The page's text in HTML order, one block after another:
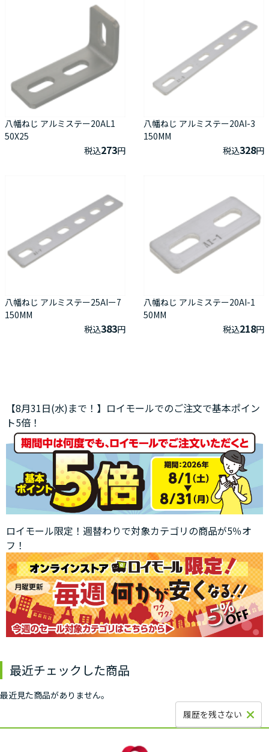
八幡ねじ アルミステー20AL1
50X25
税込273円
八幡ねじ アルミステー20AI-3
150MM
税込328円
八幡ねじ アルミステー25AIー7
150MM
税込383円
八幡ねじ アルミステー20AI-1
50MM
税込218円
【8月31日(水)まで！】ロイモールでのご注文で基本ポイン
ト5倍！
ロイモール限定！週替わりで対象カテゴリの商品が5％オ
フ！
最近チェックした商品
最近見た商品がありません。
履歴を残さない